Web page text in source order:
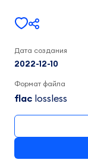
Дата создания
2022-12-10
Формат файла
flac lossless